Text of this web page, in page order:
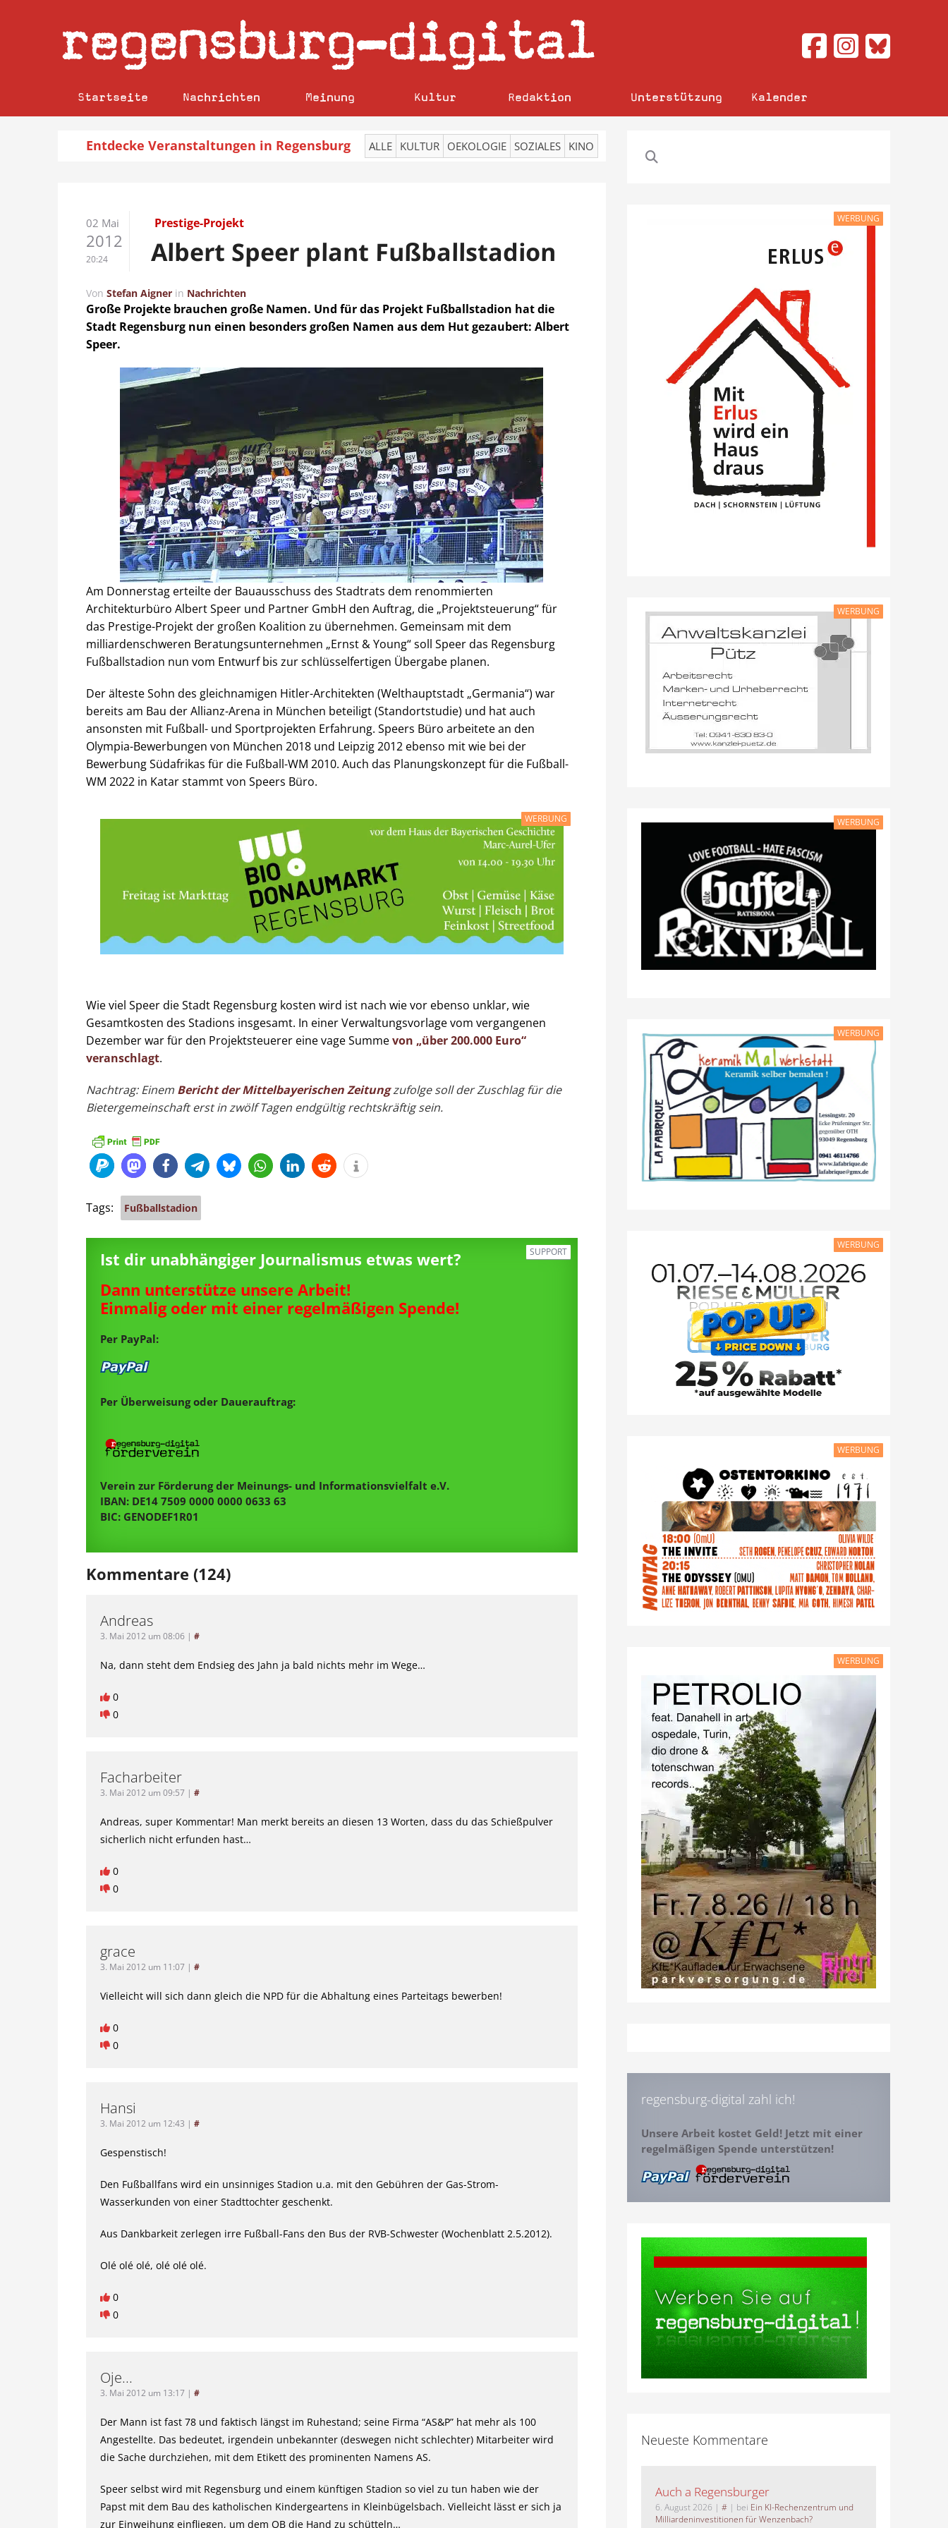
regensburg–digital
Startseite Nachrichten Meinung Kultur Redaktion Unterstützung Kalender
Entdecke Veranstaltungen in Regensburg ALLE KULTUR OEKOLOGIE SOZIALES KINO
02 Mai
2012
20:24
Prestige-Projekt
Albert Speer plant Fußballstadion
Von Stefan Aigner in Nachrichten
Große Projekte brauchen große Namen. Und für das Projekt Fußballstadion hat die
Stadt Regensburg nun einen besonders großen Namen aus dem Hut gezaubert: Albert
Speer.
Am Donnerstag erteilte der Bauausschuss des Stadtrats dem renommierten
Architekturbüro Albert Speer und Partner GmbH den Auftrag, die „Projektsteuerung“ für
das Prestige-Projekt der großen Koalition zu übernehmen. Gemeinsam mit dem
milliardenschweren Beratungsunternehmen „Ernst & Young“ soll Speer das Regensburg
Fußballstadion nun vom Entwurf bis zur schlüsselfertigen Übergabe planen.
Der älteste Sohn des gleichnamigen Hitler-Architekten (Welthauptstadt „Germania“) war
bereits am Bau der Allianz-Arena in München beteiligt (Standortstudie) und hat auch
ansonsten mit Fußball- und Sportprojekten Erfahrung. Speers Büro arbeitete an den
Olympia-Bewerbungen von München 2018 und Leipzig 2012 ebenso mit wie bei der
Bewerbung Südafrikas für die Fußball-WM 2010. Auch das Planungskonzept für die Fußball-
WM 2022 in Katar stammt von Speers Büro.
WERBUNG
Wie viel Speer die Stadt Regensburg kosten wird ist nach wie vor ebenso unklar, wie
Gesamtkosten des Stadions insgesamt. In einer Verwaltungsvorlage vom vergangenen
Dezember war für den Projektsteuerer eine vage Summevon „über 200.000 Euro“
veranschlagt.
Nachtrag: Einem Bericht der Mittelbayerischen Zeitungzufolge soll der Zuschlag für die
Bietergemeinschaft erst in zwölf Tagen endgültig rechtskräftig sein.
Tags: Fußballstadion
SUPPORT
Ist dir unabhängiger Journalismus etwas wert?
Dann unterstütze unsere Arbeit!
Einmalig oder mit einer regelmäßigen Spende!
Per PayPal:
Per Überweisung oder Dauerauftrag:
Verein zur Förderung der Meinungs- und Informationsvielfalt e.V.
IBAN: DE14 7509 0000 0000 0633 63
BIC: GENODEF1R01
Kommentare (124)
Andreas
3. Mai 2012 um 08:06 | #
Na, dann steht dem Endsieg des Jahn ja bald nichts mehr im Wege…
0
0
Facharbeiter
3. Mai 2012 um 09:57 | #
Andreas, super Kommentar! Man merkt bereits an diesen 13 Worten, dass du das Schießpulver
sicherlich nicht erfunden hast…
0
0
grace
3. Mai 2012 um 11:07 | #
Vielleicht will sich dann gleich die NPD für die Abhaltung eines Parteitags bewerben!
0
0
Hansi
3. Mai 2012 um 12:43 | #
Gespenstisch!
Den Fußballfans wird ein unsinniges Stadion u.a. mit den Gebühren der Gas-Strom-
Wasserkunden von einer Stadttochter geschenkt.
Aus Dankbarkeit zerlegen irre Fußball-Fans den Bus der RVB-Schwester (Wochenblatt 2.5.2012).
Olé olé olé, olé olé olé.
0
0
Oje...
3. Mai 2012 um 13:17 | #
Der Mann ist fast 78 und faktisch längst im Ruhestand; seine Firma “AS&P” hat mehr als 100
Angestellte. Das bedeutet, irgendein unbekannter (deswegen nicht schlechter) Mitarbeiter wird
die Sache durchziehen, mit dem Etikett des prominenten Namens AS.
Speer selbst wird mit Regensburg und einem künftigen Stadion so viel zu tun haben wie der
Papst mit dem Bau des katholischen Kindergeartens in Kleinbügelsbach. Vielleicht lässt er sich ja
zur Einweihung einfliegen, um dem OB die Hand zu schütteln…
WERBUNG
WERBUNG
WERBUNG
WERBUNG
WERBUNG
WERBUNG
WERBUNG
regensburg-digital zahl ich!
Unsere Arbeit kostet Geld! Jetzt mit einer
regelmäßigen Spende unterstützen!
Neueste Kommentare
Auch a Regensburger
6. August 2026 | #| bei Ein KI-Rechenzentrum und
Milliardeninvestitionen für Wenzenbach?